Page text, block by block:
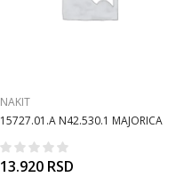
NAKIT
15727.01.A N42.530.1 MAJORICA
13.920 RSD